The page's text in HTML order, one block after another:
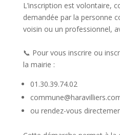
L’inscription est volontaire,
demandée par la personne
voisin ou un professionnel,
📞 Pour vous inscrire ou
la mairie :
01.30.39.74.02
ou rendez-vous